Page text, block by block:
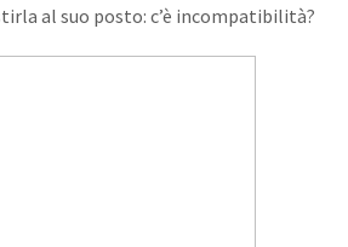
al suo posto: c’è incompatibilità?